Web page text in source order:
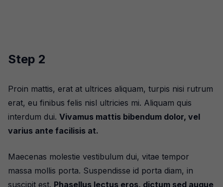
Step 2
Proin mattis, erat at ultrices aliquam, turpis nisi rutrum
erat, eu finibus felis nisl ultricies mi. Aliquam quis
interdum dui. Vivamus mattis bibendum dolor, vel
varius ante facilisis at.
Maecenas molestie vestibulum dui, vitae tempor
massa mollis porta. Suspendisse id porta diam, in
suscipit est. Phasellus lectus eros, dictum sed augue